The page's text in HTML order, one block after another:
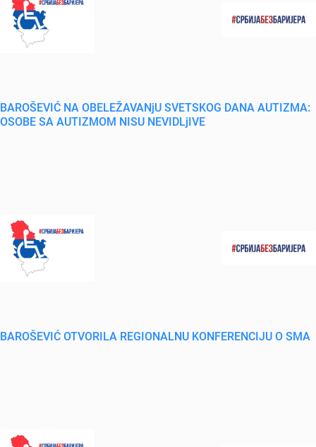
BAROŠEVIĆ NA OBELEŽAVANjU SVETSKOG DANA AUTIZMA:
OSOBE SA AUTIZMOM NISU NEVIDLjIVE
BAROŠEVIĆ OTVORILA REGIONALNU KONFERENCIJU O SMA